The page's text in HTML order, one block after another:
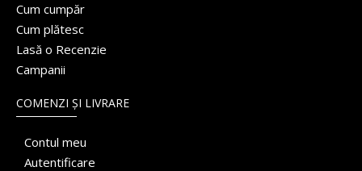
Cum cumpăr
Cum plătesc
Lasă o Recenzie
Campanii
COMENZI ȘI LIVRARE
Contul meu
Autentificare